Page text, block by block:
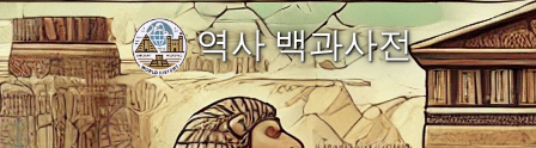
역사 백과사전